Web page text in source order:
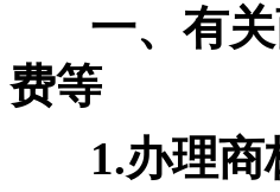
一、有
费等
1.办理